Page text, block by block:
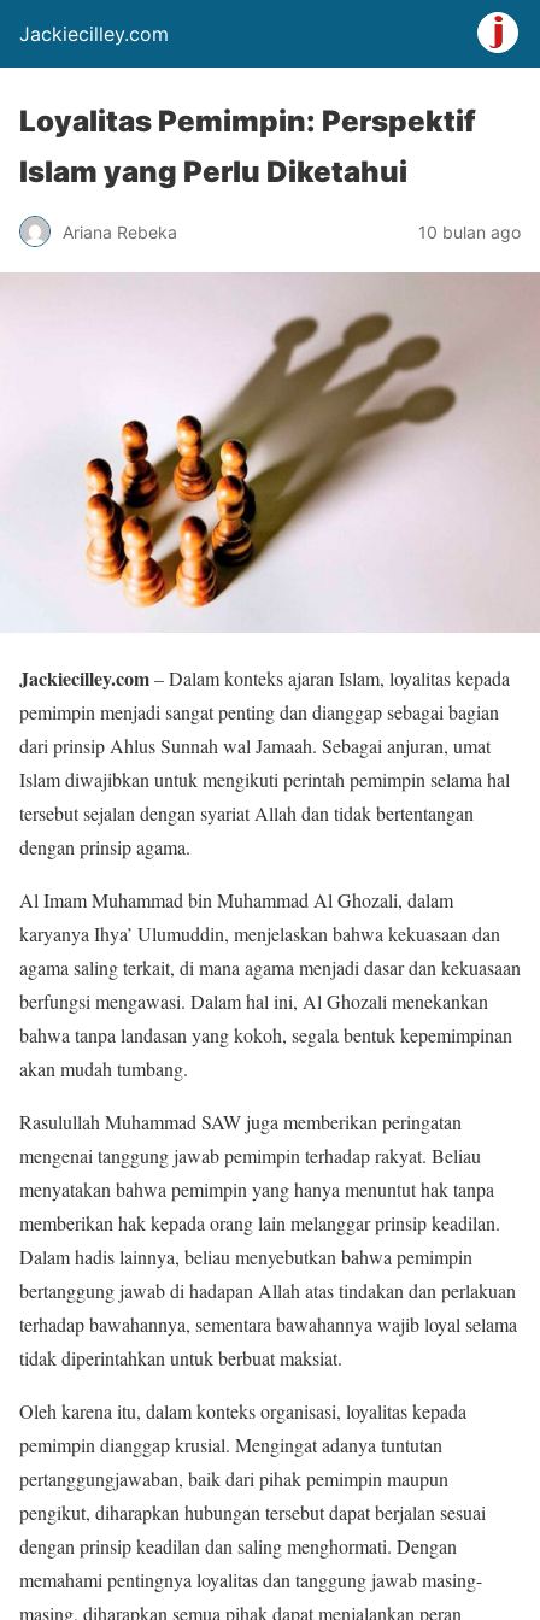
Jackiecilley.com
Loyalitas Pemimpin: Perspektif
Islam yang Perlu Diketahui
Ariana Rebeka 10 bulan ago
Jackiecilley.com– Dalam konteks ajaran Islam, loyalitas kepada
pemimpin menjadi sangat penting dan dianggap sebagai bagian
dari prinsip Ahlus Sunnah wal Jamaah. Sebagai anjuran, umat
Islam diwajibkan untuk mengikuti perintah pemimpin selama hal
tersebut sejalan dengan syariat Allah dan tidak bertentangan
dengan prinsip agama.
Al Imam Muhammad bin Muhammad Al Ghozali, dalam
karyanya Ihya’ Ulumuddin, menjelaskan bahwa kekuasaan dan
agama saling terkait, di mana agama menjadi dasar dan kekuasaan
berfungsi mengawasi. Dalam hal ini, Al Ghozali menekankan
bahwa tanpa landasan yang kokoh, segala bentuk kepemimpinan
akan mudah tumbang.
Rasulullah Muhammad SAW juga memberikan peringatan
mengenai tanggung jawab pemimpin terhadap rakyat. Beliau
menyatakan bahwa pemimpin yang hanya menuntut hak tanpa
memberikan hak kepada orang lain melanggar prinsip keadilan.
Dalam hadis lainnya, beliau menyebutkan bahwa pemimpin
bertanggung jawab di hadapan Allah atas tindakan dan perlakuan
terhadap bawahannya, sementara bawahannya wajib loyal selama
tidak diperintahkan untuk berbuat maksiat.
Oleh karena itu, dalam konteks organisasi, loyalitas kepada
pemimpin dianggap krusial. Mengingat adanya tuntutan
pertanggungjawaban, baik dari pihak pemimpin maupun
pengikut, diharapkan hubungan tersebut dapat berjalan sesuai
dengan prinsip keadilan dan saling menghormati. Dengan
memahami pentingnya loyalitas dan tanggung jawab masing-
masing, diharapkan semua pihak dapat menjalankan peran